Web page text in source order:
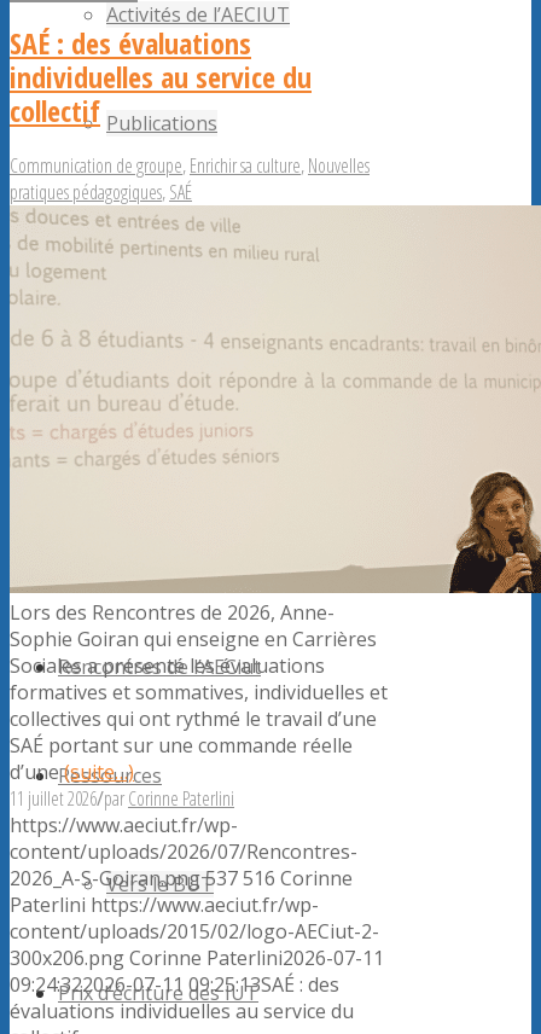
Activités de l’AECIUT
Publications
Adhérents AECiut
Promouvoir l’AECiut
Offres de postes
Rencontres de l’AECiut
Ressources
Vers le BUT
Prix d’écriture des IUT
SAÉ : des évaluations
individuelles au service du
collectif
Communication de groupe,Enrichir sa culture,Nouvelles
pratiques pédagogiques,SAÉ
Lors des Rencontres de 2026, Anne-
Sophie Goiran qui enseigne en Carrières
Sociales a présenté les évaluations
formatives et sommatives, individuelles et
collectives qui ont rythmé le travail d’une
SAÉ portant sur une commande réelle
d’une(suite…)
11 juillet 2026/parCorinne Paterlini
https://www.aeciut.fr/wp-
content/uploads/2026/07/Rencontres-
2026_A-S-Goiran.png537516 Corinne
Paterlini https://www.aeciut.fr/wp-
content/uploads/2015/02/logo-AECiut-2-
300x206.pngCorinne Paterlini2026-07-11
09:24:322026-07-11 09:25:13SAÉ : des
évaluations individuelles au service du